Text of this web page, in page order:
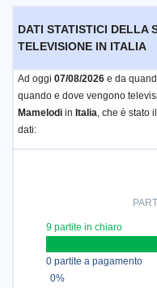
DATI STATISTICI DELLA
TELEVISIONE IN ITALIA
Ad oggi 07/08/2026 e da
quando e dove vengono
Mamelodi in Italia, che è stato il
dati:
9 partite in chiaro
0 partite a pagamento
0%